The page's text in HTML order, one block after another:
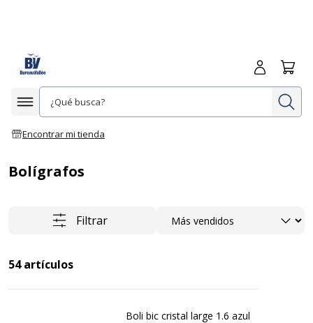
Afficher la navigation
Encontrar mi tienda
Iniciar
Bolígrafos
Filtrar Ordenar
54 artículos
Boli bic cristal large 1.6 azul